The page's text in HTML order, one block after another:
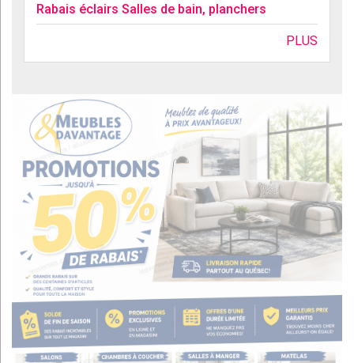
Rabais éclairs Salles de bain, planchers
PLUS